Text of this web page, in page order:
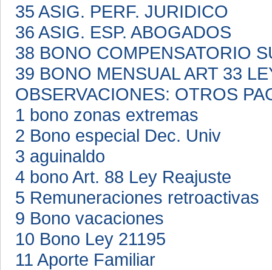
35 ASIG. PERF. JURIDICO
36 ASIG. ESP. ABOGADOS
38 BONO COMPENSATORIO
39 BONO MENSUAL ART 33
OBSERVACIONES: OTROS
1 bono zonas extremas
2 Bono especial Dec. Univ
3 aguinaldo
4 bono Art. 88 Ley Reajuste
5 Remuneraciones retroactivas
9 Bono vacaciones
10 Bono Ley 21195
11 Aporte Familiar